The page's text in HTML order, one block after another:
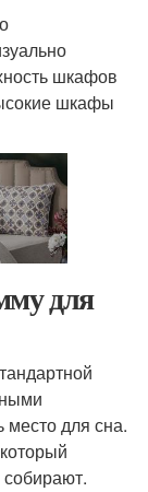
шкафов
шкафы
для
место для сна.